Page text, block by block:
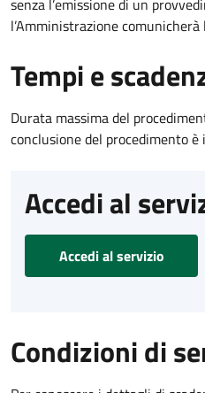
senza l’emissione di un
l’Amministrazione comunicherà
Tempi e
Durata massima del
conclusione del procedimento è
Accedi al
Accedi al servizio
Condizioni di